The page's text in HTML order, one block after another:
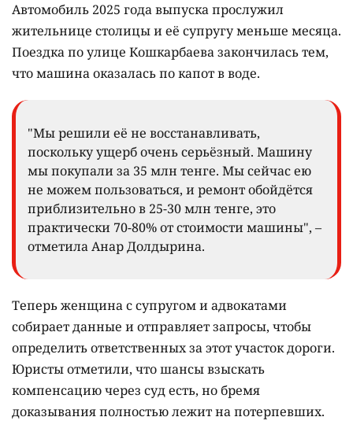
Автомобиль 2025 года выпуска прослужил
жительнице столицы и её супругу меньше месяца.
Поездка по улице Кошкарбаева закончилась тем,
что машина оказалась по капот в воде.
"Мы решили её не восстанавливать,
поскольку ущерб очень серьёзный. Машину
мы покупали за 35 млн тенге. Мы сейчас ею
не можем пользоваться, и ремонт обойдётся
приблизительно в 25-30 млн тенге, это
практически 70-80% от стоимости машины", –
отметила Анар Долдырина.
Теперь женщина с супругом и адвокатами
собирает данные и отправляет запросы, чтобы
определить ответственных за этот участок дороги.
Юристы отметили, что шансы взыскать
компенсацию через суд есть, но бремя
доказывания полностью лежит на потерпевших.